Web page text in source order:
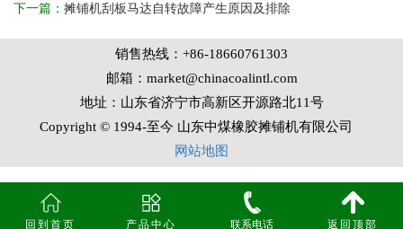
下一篇： 摊铺机刮板马达自转故障产生原因及排除
销售热线：+86-18660761303
邮箱：market@chinacoalintl.com
地址：山东省济宁市高新区开源路北11号
Copyright © 1994-至今 山东中煤橡胶摊铺机有限公司
网站地图
回到首页 产品中心 联系电话 返回顶部